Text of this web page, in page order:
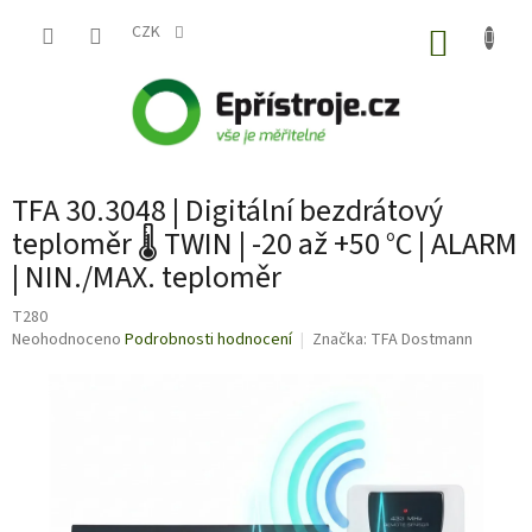
CZK
TFA 30.3048 | Digitální bezdrátový
teploměr 🌡️ TWIN | -20 až +50 °C | ALARM
| NIN./MAX. teploměr
T280
Průměrné
Neohodnoceno Podrobnosti hodnocení Značka: TFA Dostmann